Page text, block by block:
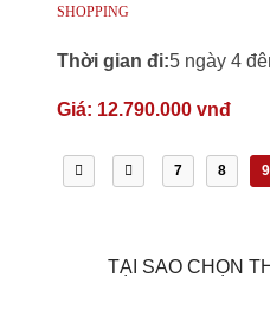
SHOPPING
Thời gian đi:5 ngày 4
Giá: 12.790.000 vnđ
7 8 9
TẠI SAO CHỌN